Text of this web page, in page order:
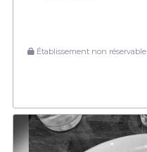
Établissement non réservable